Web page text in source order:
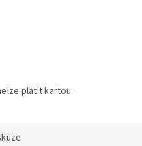
platit kartou.